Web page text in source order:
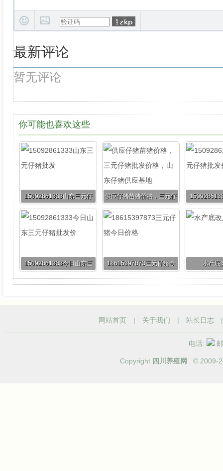
最新评论
暂无评论
你可能也喜欢这些
15092861333山东三元仔
猪批发
供应仔猪苗猪价格，三元仔
猪批发价格，山东仔猪供应
基地
猪批
15092861333今日山东三
18615397873三元仔猪今
水产底
网站首页 | 关于我们 | 站长日志
电话:
Copyright 四川养殖网 © 2009-